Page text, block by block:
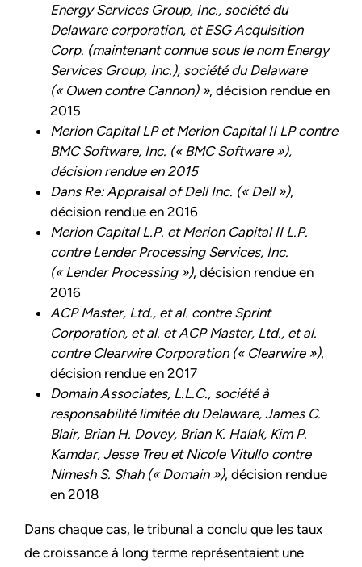
Energy Services Group, Inc., société du
Delaware corporation, et ESG Acquisition
Corp. (maintenant connue sous le nom Energy
Services Group, Inc.), société du Delaware
(« Owen contre Cannon) », décision rendue en
2015
Merion Capital LP et Merion Capital II LP contre
BMC Software, Inc. (« BMC Software »),
décision rendue en 2015
Dans Re: Appraisal of Dell Inc. (« Dell »),
décision rendue en 2016
Merion Capital L.P. et Merion Capital II L.P.
contre Lender Processing Services, Inc.
(« Lender Processing »), décision rendue en
2016
ACP Master, Ltd., et al. contre Sprint
Corporation, et al. et ACP Master, Ltd., et al.
contre Clearwire Corporation (« Clearwire »),
décision rendue en 2017
Domain Associates, L.L.C., société à
responsabilité limitée du Delaware, James C.
Blair, Brian H. Dovey, Brian K. Halak, Kim P.
Kamdar, Jesse Treu et Nicole Vitullo contre
Nimesh S. Shah (« Domain »), décision rendue
en 2018
Dans chaque cas, le tribunal a conclu que les taux
de croissance à long terme représentaient une